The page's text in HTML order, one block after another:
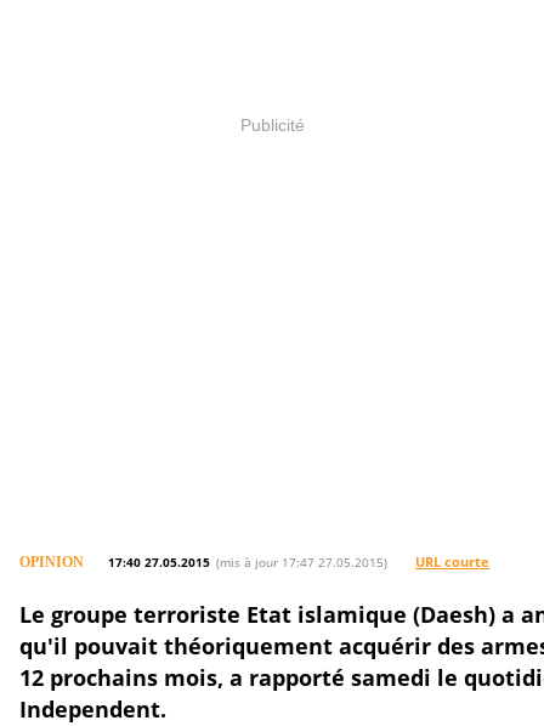
Publicité
OPINION 17:40 27.05.2015 (mis à jour 17:47 27.05.2015) URL courte
Le groupe terroriste Etat islamique (Daesh) a
qu'il pouvait théoriquement acquérir des
12 prochains mois, a rapporté samedi le
Independent.